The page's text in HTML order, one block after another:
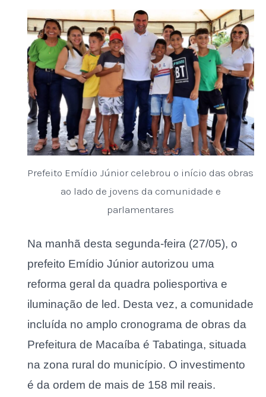
Prefeito Emídio Júnior celebrou o início das obras
ao lado de jovens da comunidade e
parlamentares
Na manhã desta segunda-feira (27/05), o
prefeito Emídio Júnior autorizou uma
reforma geral da quadra poliesportiva e
iluminação de led. Desta vez, a comunidade
incluída no amplo cronograma de obras da
Prefeitura de Macaíba é Tabatinga, situada
na zona rural do município. O investimento
é da ordem de mais de 158 mil reais.